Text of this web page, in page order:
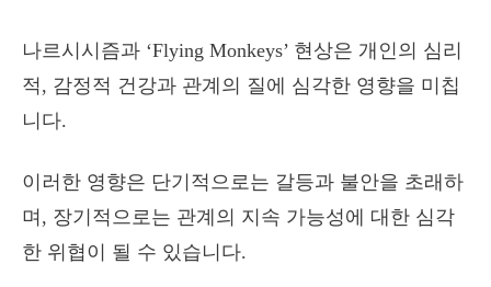
나르시시즘과 ‘Flying Monkeys’ 현상은 개인의 심리
적, 감정적 건강과 관계의 질에 심각한 영향을 미칩
니다.
이러한 영향은 단기적으로는 갈등과 불안을 초래하
며, 장기적으로는 관계의 지속 가능성에 대한 심각
한 위협이 될 수 있습니다.